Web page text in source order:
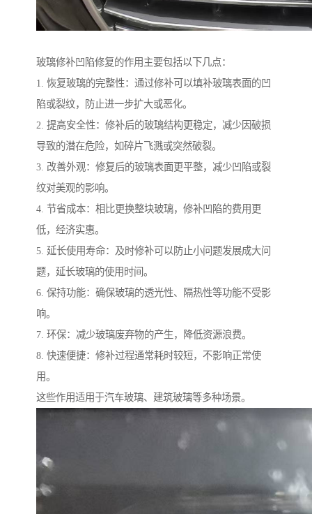
玻璃修补凹陷修复的作用主要包括以下几点：
1. 恢复玻璃的完整性：通过修补可以填补玻璃表面的凹
陷或裂纹，防止进一步扩大或恶化。
2. 提高安全性：修补后的玻璃结构更稳定，减少因破损
导致的潜在危险，如碎片飞溅或突然破裂。
3. 改善外观：修复后的玻璃表面更平整，减少凹陷或裂
纹对美观的影响。
4. 节省成本：相比更换整块玻璃，修补凹陷的费用更
低，经济实惠。
5. 延长使用寿命：及时修补可以防止小问题发展成大问
题，延长玻璃的使用时间。
6. 保持功能：确保玻璃的透光性、隔热性等功能不受影
响。
7. 环保：减少玻璃废弃物的产生，降低资源浪费。
8. 快速便捷：修补过程通常耗时较短，不影响正常使
用。
这些作用适用于汽车玻璃、建筑玻璃等多种场景。